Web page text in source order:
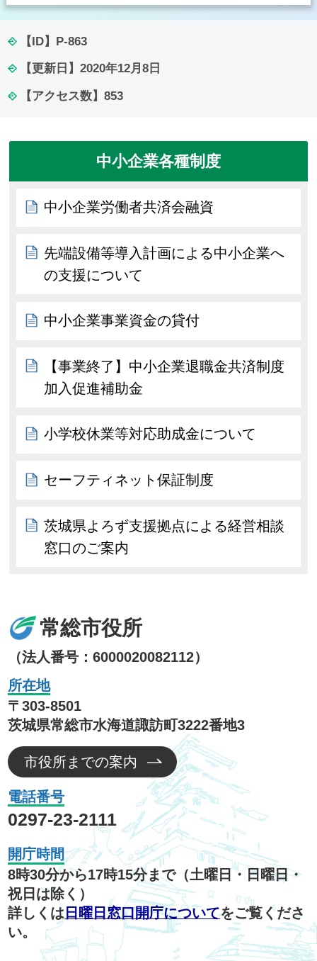
【ID】 P-863
【更新日】 2020年12月8日
【アクセス数】 853
中小企業各種制度
中小企業労働者共済会融資
先端設備等導入計画による中小企業へ
の支援について
中小企業事業資金の貸付
【事業終了】中小企業退職金共済制度
加入促進補助金
小学校休業等対応助成金について
セーフティネット保証制度
茨城県よろず支援拠点による経営相談
窓口のご案内
常総市役所
（法人番号：6000020082112）
所在地
〒303-8501
茨城県常総市水海道諏訪町3222番地3
市役所までの案内
電話番号
0297-23-2111
開庁時間
8時30分から17時15分まで（土曜日・日曜日・
祝日は除く）
詳しくは 日曜日窓口開庁についてをご覧くださ
い。